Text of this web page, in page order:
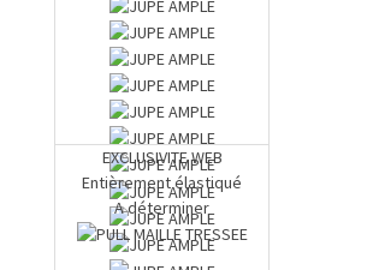
EXCLUSIVITE WEB
Entièrement élastiqué
A déterminer